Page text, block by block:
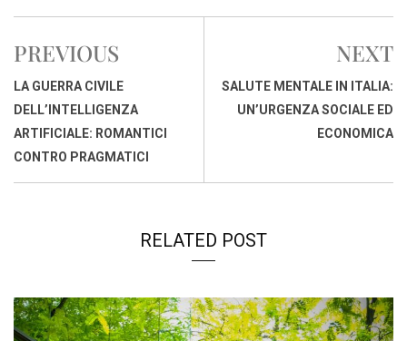
c
b
o
o
k
a
s
A
p
p
n
I
n
r
a
p
i
i
PREVIOUS
LA GUERRA CIVILE
DELL’INTELLIGENZA
ARTIFICIALE: ROMANTICI
CONTRO PRAGMATICI
NEXT
SALUTE MENTALE IN ITALIA:
UN’URGENZA SOCIALE ED
ECONOMICA
RELATED POST